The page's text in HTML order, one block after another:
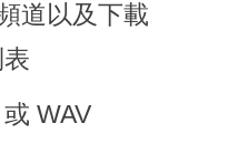
道以及下載
WAV